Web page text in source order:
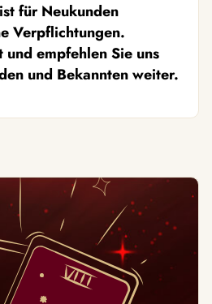
für Neukunden
Verpflichtungen.
und empfehlen Sie uns
und Bekannten weiter.